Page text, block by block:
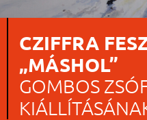
CZIFFRA
„MÁSHOL”
GOMBOS